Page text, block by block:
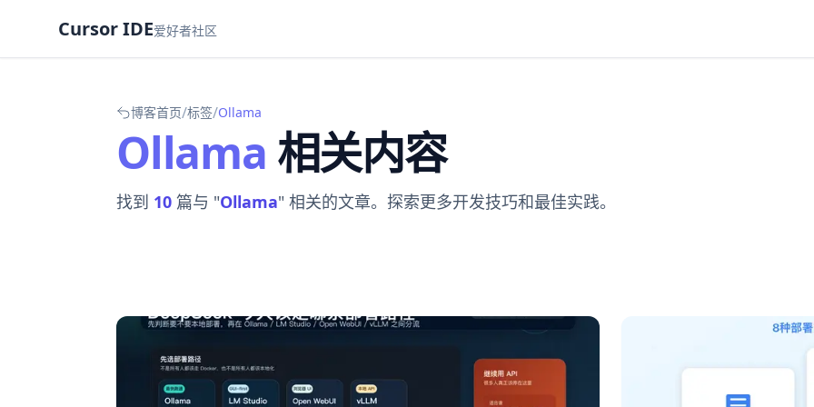
Cursor IDE爱好者社区
博客首页/标签/Ollama
Ollama 相关内容
找到 10 篇与 "Ollama" 相关的文章。探索更多开发技巧和最佳实践。